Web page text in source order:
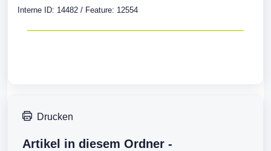
Interne ID: 14482 / Feature: 12554
Drucken
Artikel in diesem Ordner -